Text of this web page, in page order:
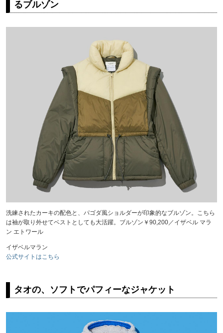
るブルゾン
洗練されたカーキの配色と、パゴダ風ショルダーが印象的なブルゾン。こちら
は袖が取り外せてベストとしても大活躍。ブルゾン￥90,200／イザベル マラ
ン エトワール
イザベルマラン
公式サイトはこちら
タオの、ソフトでパフィーなジャケット